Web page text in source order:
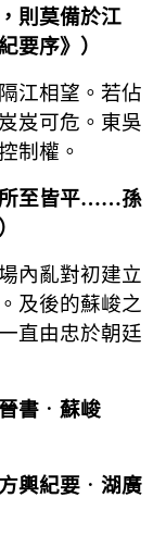
則莫備於江
要序》 ）
江相望。若佔
岌可危。東吳
制權。
至皆平……孫
）
內亂對初建立
及後的蘇峻之
直由忠於朝廷
晉書 ． 蘇峻
輿紀要 ． 湖廣